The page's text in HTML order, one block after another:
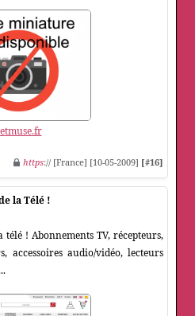
https:// [France] [10-05-2009] [#16]
la Télé !
! Abonnements TV, récepteurs,
accessoires audio/vidéo, lecteurs